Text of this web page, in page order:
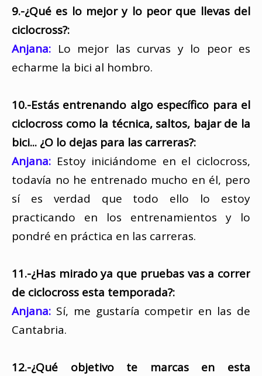
9.-¿Qué es lo mejor y lo peor que llevas del
ciclocross?:
Anjana: Lo mejor las curvas y lo peor es
echarme la bici al hombro.
10.-Estás entrenando algo específico para el
ciclocross como la técnica, saltos, bajar de la
bici... ¿O lo dejas para las carreras?:
Anjana: Estoy iniciándome en el ciclocross,
todavía no he entrenado mucho en él, pero
sí es verdad que todo ello lo estoy
practicando en los entrenamientos y lo
pondré en práctica en las carreras.
11.-¿Has mirado ya que pruebas vas a correr
de ciclocross esta temporada?:
Anjana: Sí, me gustaría competir en las de
Cantabria.
12.-¿Qué objetivo te marcas en esta